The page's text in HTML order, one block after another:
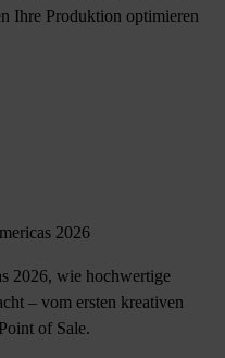
Ihre Produktion optimieren
2026
2026, wie hochwertige
– vom ersten kreativen
of Sale.